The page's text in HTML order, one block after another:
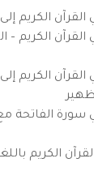
الكريم إلى
الكريم –
الكريم
سورة الفاتحة مع
الكريم